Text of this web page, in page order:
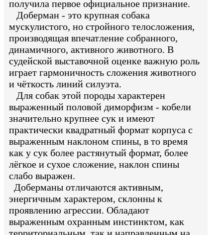
получила первое официальное признание.
Доберман - это крупная собака
мускулистого, но стройного телосложения,
производящая впечатление собранного,
динамичного, активного животного. В
судейской выставочной оценке важную роль
играет гармоничность сложения животного
и чёткость линий силуэта.
Для собак этой породы характерен
выраженный половой диморфизм - кобели
значительно крупнее сук и имеют
практически квадратный формат корпуса с
выраженным наклоном спины, в то время
как у сук более растянутый формат, более
лёгкое и сухое сложение, наклон спины
слабо выражен.
Доберманы отличаются активным,
энергичным характером, склонны к
проявлению агрессии. Обладают
выраженным охранным инстинктом, как